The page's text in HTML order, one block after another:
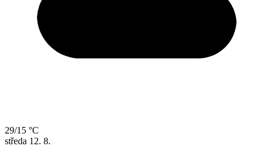
29/15 °C
středa 12. 8.